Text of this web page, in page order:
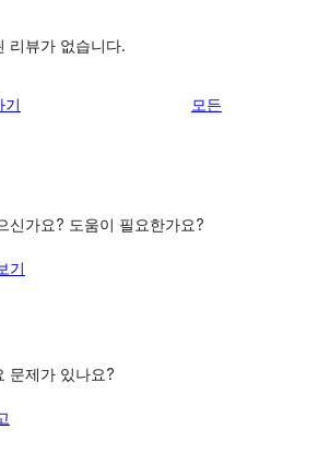
리뷰가 없습니다.
기 모든
신가요? 도움이 필요한가요?
기
문제가 있나요?